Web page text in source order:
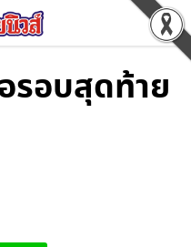
รอบสุดท้าย